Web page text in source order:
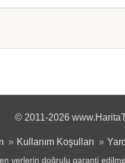
© 2011-2026
Kullanım Koşulları
yerlerin doğrulu garanti